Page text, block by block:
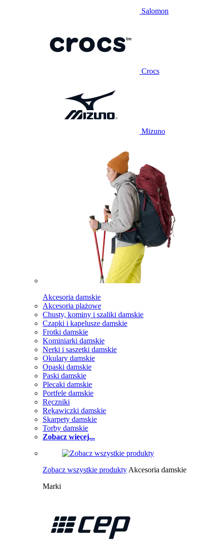
Salomon
Crocs
Mizuno
Akcesoria damskie
Akcesoria plażowe
Chusty, kominy i szaliki damskie
Czapki i kapelusze damskie
Frotki damskie
Kominiarki damskie
Nerki i saszetki damskie
Okulary damskie
Opaski damskie
Paski damskie
Plecaki damskie
Portfele damskie
Ręczniki
Rękawiczki damskie
Skarpety damskie
Torby damskie
Zobacz więcej...
Zobacz wszystkie produkty Akcesoria damskie
Marki